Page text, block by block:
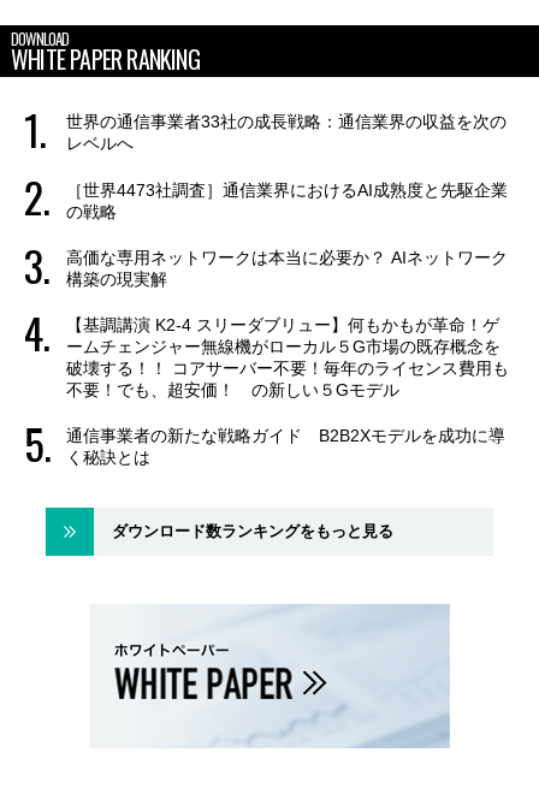
DOWNLOAD
WHITE PAPER RANKING
世界の通信事業者33社の成長戦略：通信業界の収益を次の
レベルへ
［世界4473社調査］通信業界におけるAI成熟度と先駆企業
の戦略
高価な専用ネットワークは本当に必要か？ AIネットワーク
構築の現実解
【基調講演 K2-4 スリーダブリュー】何もかもが革命！ゲ
ームチェンジャー無線機がローカル５G市場の既存概念を
破壊する！！ コアサーバー不要！毎年のライセンス費用も
不要！でも、超安価！ の新しい５Gモデル
通信事業者の新たな戦略ガイド B2B2Xモデルを成功に導
く秘訣とは
ダウンロード数ランキングをもっと見る